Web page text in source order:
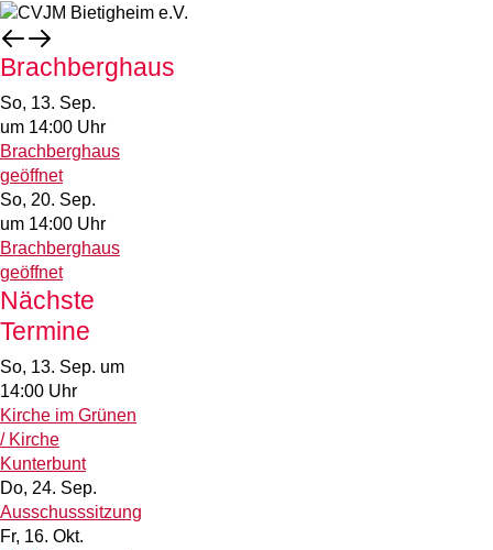
Brachberghaus
So, 13. Sep.
um 14:00 Uhr
Brachberghaus
geöffnet
So, 20. Sep.
um 14:00 Uhr
Brachberghaus
geöffnet
Nächste
Termine
So, 13. Sep. um
14:00 Uhr
Kirche im Grünen
/ Kirche
Kunterbunt
Do, 24. Sep.
Ausschusssitzung
Fr, 16. Okt.